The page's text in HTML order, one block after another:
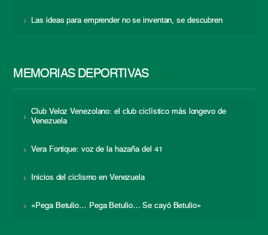
Las ideas para emprender no se inventan, se descubren
MEMORIAS DEPORTIVAS
Club Veloz Venezolano: el club ciclístico más longevo de
Venezuela
Vera Fortique: voz de la hazaña del 41
Inicios del ciclismo en Venezuela
«Pega Betulio… Pega Betulio… Se cayó Betulio»